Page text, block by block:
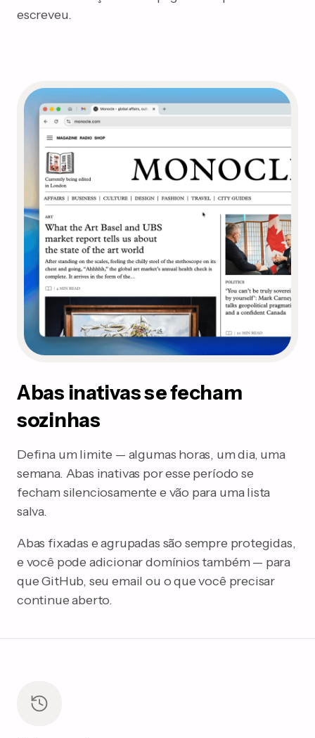
escreveu.
Abas inativas se fecham
sozinhas
Defina um limite — algumas horas, um dia, uma
semana. Abas inativas por esse período se
fecham silenciosamente e vão para uma lista
salva.
Abas fixadas e agrupadas são sempre protegidas,
e você pode adicionar domínios também — para
que GitHub, seu email ou o que você precisar
continue aberto.